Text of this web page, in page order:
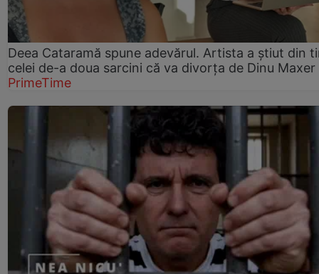
Deea Cataramă spune adevărul. Artista a știut din
celei de-a doua sarcini că va divorța de Dinu Maxer
PrimeTime